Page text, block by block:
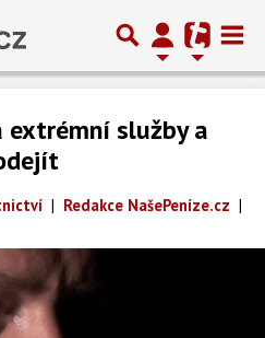
služby a
| Redakce NašePeníze.cz |